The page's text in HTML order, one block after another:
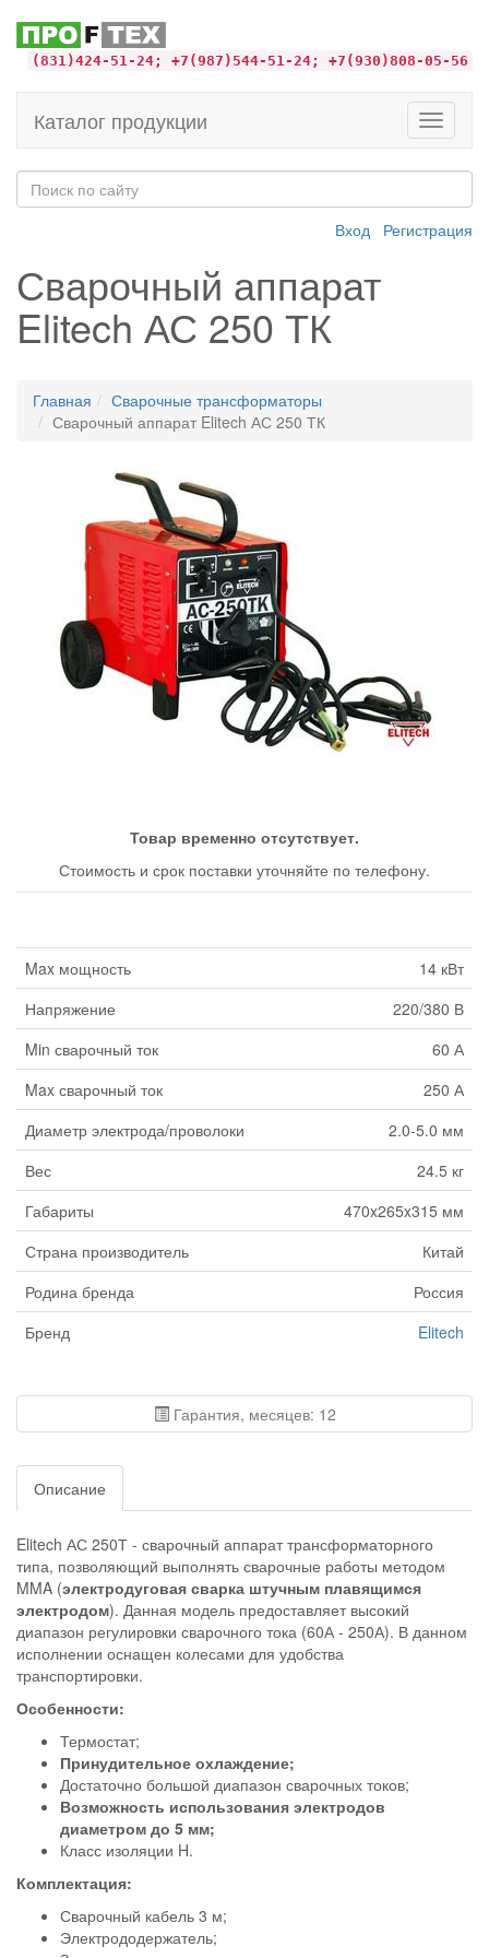
(831)424-51-24; +7(987)544-51-24; +7(930)808-05-56
Toggle
Каталог продукции
Вход Регистрация
Сварочный аппарат
Elitech АС 250 ТК
Главная
Сварочные трансформаторы
Сварочный аппарат Elitech АС 250 ТК
Товар временно отсутствует.
Стоимость и срок поставки уточняйте по телефону.
Max мощность
14 кВт
Напряжение
220/380 В
Min сварочный ток
60 А
Max сварочный ток
250 А
Диаметр электрода/проволоки
2.0-5.0 мм
Вес
24.5 кг
Габариты
470x265x315 мм
Страна производитель
Китай
Родина бренда
Россия
Бренд
Elitech
Гарантия, месяцев: 12
Описание
Elitech АС 250Т - сварочный аппарат трансформаторного
типа, позволяющий выполнять сварочные работы методом
MMA (электродуговая сварка штучным плавящимся
электродом). Данная модель предоставляет высокий
диапазон регулировки сварочного тока (60А - 250А). В данном
исполнении оснащен колесами для удобства
транспортировки.
Особенности:
Термостат;
Принудительное охлаждение;
Достаточно большой диапазон сварочных токов;
Возможность использования электродов
диаметром до 5 мм;
Класс изоляции H.
Комплектация:
Сварочный кабель 3 м;
Электрододержатель;